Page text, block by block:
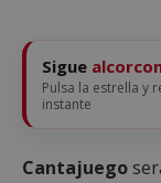
Sigue
Pulsa la estrella y
instante
Cantajuego